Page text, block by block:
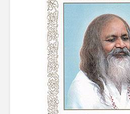
Гиты, всей этой
философии
Веданты,
философии
йоги…”
Три облика
Махариши